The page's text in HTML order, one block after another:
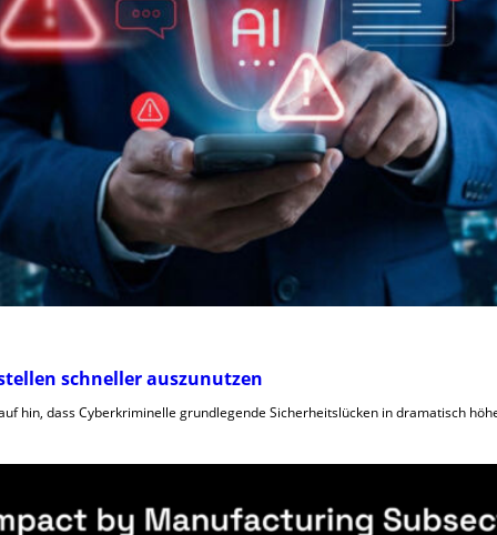
schneller auszunutzen
hin, dass Cyberkriminelle grundlegende Sicherheitslücken in dramatisch